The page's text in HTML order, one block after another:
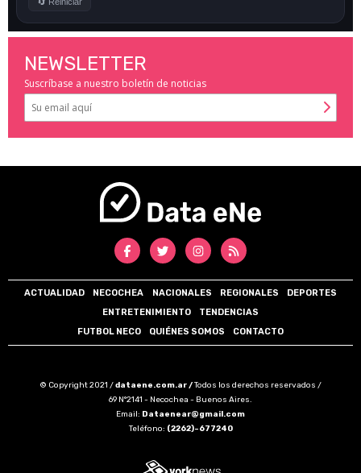
NEWSLETTER
Suscríbase a nuestro boletín de noticias
ACTUALIDAD NECOCHEA NACIONALES REGIONALES
DEPORTES
ENTRETENIMIENTO
TENDENCIAS
FUTBOL NECO
QUIÉNES SOMOS CONTACTO
© Copyright 2021 /dataene.com.ar /Todos los derechos reservados /
69 N°2141 - Necochea - Buenos Aires.
Email: Dataenear@gmail.com
Teléfono: (2262)-677240